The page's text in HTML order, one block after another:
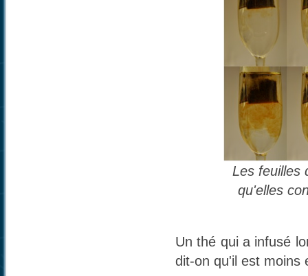
Les feuilles
qu'elles
Un thé qui a infusé
dit-on qu'il est moins